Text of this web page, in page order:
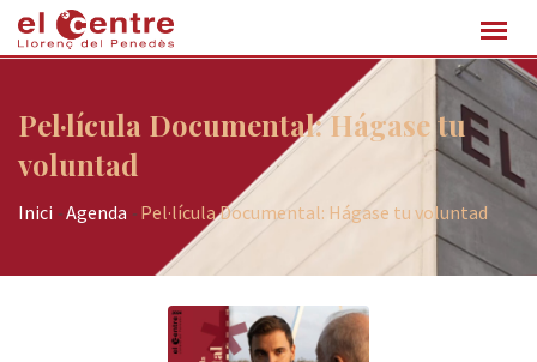
Pel·lícula Documental: Hágase tu
voluntad
Inici -Agenda - Pel·lícula Documental: Hágase tu voluntad